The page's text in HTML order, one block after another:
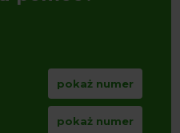
pokaż numer
pokaż numer